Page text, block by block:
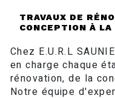
TRAVAUX DE
CONCEPTION À
Chez E.U.R.L
en charge chaque
rénovation, de la
Notre équipe